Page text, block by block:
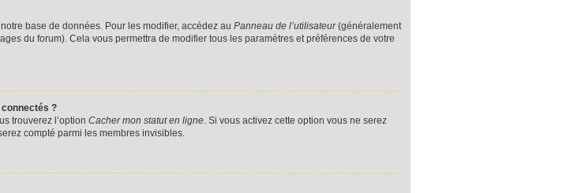
base de données. Pour les modifier, accédez au Panneau de l’utilisateur(généralement
du forum). Cela vous permettra de modifier tous les paramètres et préférences de votre
?
trouverez l’option Cacher mon statut en ligne. Si vous activez cette option vous ne serez
compté parmi les membres invisibles.